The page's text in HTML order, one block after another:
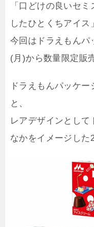
「口どけの良いセ
したひとくちアイス
今回はドラえもんパ
(月)から数量限定販
ドラえもんパッケ
と、
レアデザインとし
なかをイメージした